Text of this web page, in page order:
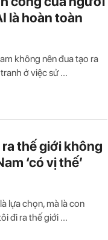
là hoàn toàn
không nên đua tạo ra
ở việc sử ...
thế giới không
‘có vị thế’
lựa chọn, mà là con
đi ra thế giới ...